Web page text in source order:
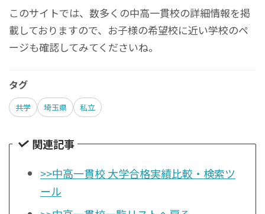
このサイトでは、数多くの中高一貫校の詳細情報を掲
載しておりますので、お子様の希望校に近い学校のペ
ージも確認してみてくださいね。
タグ
共学 埼玉県 私立
関連記事
>>中高一貫校 大学合格実績比較・検索ツ
ール